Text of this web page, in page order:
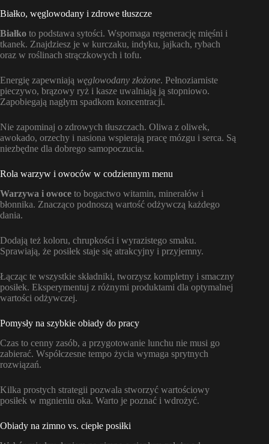
Białko, węglowodany i zdrowe tłuszcze
Białko to podstawa sytości. Wspomaga regenerację mięśni i
tkanek. Znajdziesz je w kurczaku, indyku, jajkach, rybach
oraz w roślinach strączkowych i tofu.
Energię zapewniają węglowodany złożone. Pełnoziarniste
pieczywo, brązowy ryż i kasze uwalniają ją stopniowo.
Zapobiegają nagłym spadkom koncentracji.
Nie zapominaj o zdrowych tłuszczach. Oliwa z oliwek,
awokado, orzechy i nasiona wspierają pracę mózgu i serca. Są
niezbędne dla dobrego samopoczucia.
Rola warzyw i owoców w codziennym menu
Warzywa i owoce to bogactwo witamin, minerałów i
błonnika. Znacząco podnoszą wartość odżywczą każdego
dania.
Dodają też koloru, chrupkości i wyrazistego smaku.
Sprawiają, że posiłek staje się atrakcyjny i przyjemny.
Łącząc te wszystkie składniki, tworzysz kompletny i smaczny
posiłek. Eksperymentuj z różnymi produktami dla optymalnej
wartości odżywczej.
Pomysły na szybkie obiady do pracy
Czas to cenny zasób, a przygotowanie lunchu nie musi go
zabierać. Współczesne tempo życia wymaga sprytnych
rozwiązań.
Kilka prostych strategii pozwala stworzyć wartościowy
posiłek w mgnieniu oka. Warto je poznać i wdrożyć.
Obiady na zimno vs. ciepłe posiłki